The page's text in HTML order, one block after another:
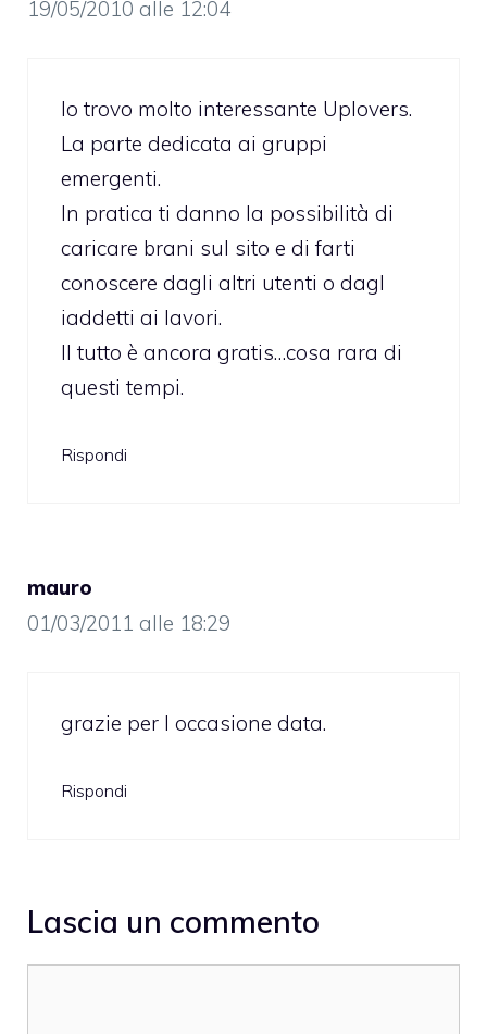
19/05/2010 alle 12:04
Io trovo molto interessante Uplovers.
La parte dedicata ai gruppi
emergenti.
In pratica ti danno la possibilità di
caricare brani sul sito e di farti
conoscere dagli altri utenti o dagl
iaddetti ai lavori.
Il tutto è ancora gratis…cosa rara di
questi tempi.
Rispondi
mauro
01/03/2011 alle 18:29
grazie per l occasione data.
Rispondi
Lascia un commento